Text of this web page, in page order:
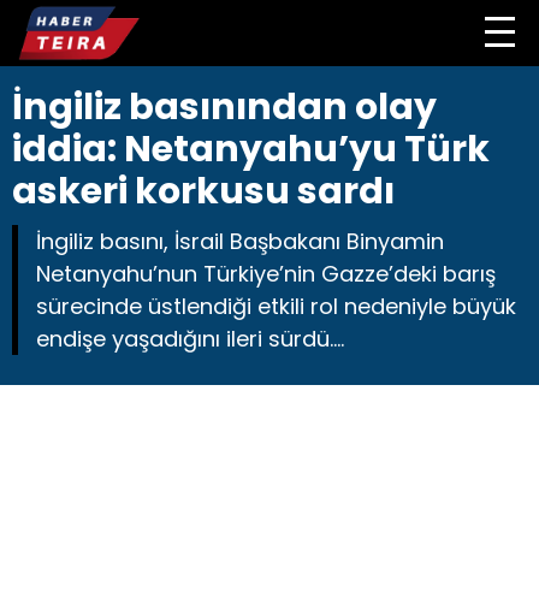
İngiliz basınından olay
iddia: Netanyahu’yu Türk
askeri korkusu sardı
İngiliz basını, İsrail Başbakanı Binyamin
Netanyahu’nun Türkiye’nin Gazze’deki barış
sürecinde üstlendiği etkili rol nedeniyle büyük
endişe yaşadığını ileri sürdü....